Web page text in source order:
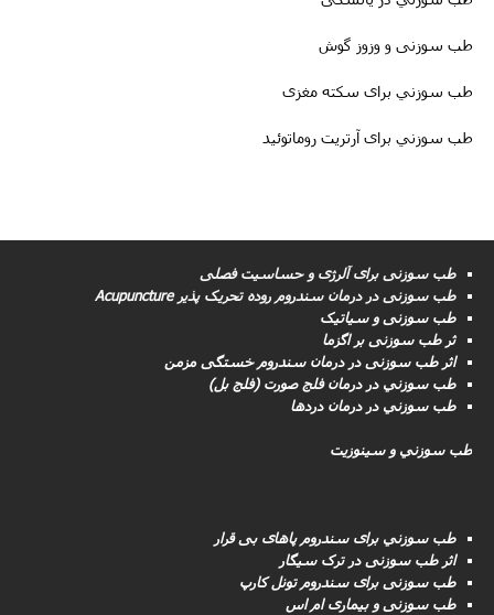
طب سوزنی و وزوز گوش
طب سوزني برای سکته مغزى
طب سوزني برای آرتریت روماتوئید
طب سوزنی برای آلرژی و حساسیت فصلی
طب سوزنى در درمان سندروم روده تحریک پذیر Acupuncture
طب سوزنی و سیاتیک
ثر طب سوزنی بر اگزما
اثر طب سوزنی در درمان سندروم خستگی مزمن
طب سوزني در درمان فلج صورت (فلج بل)
طب سوزني در درمان دردها
طب سوزني و سینوزیت
طب سوزني برای سندروم پاهای بی قرار
اثر طب سوزنی در ترک سیگار
طب سوزنى برای سندروم تونل کارپ
طب سوزنی و بیماری ام اس